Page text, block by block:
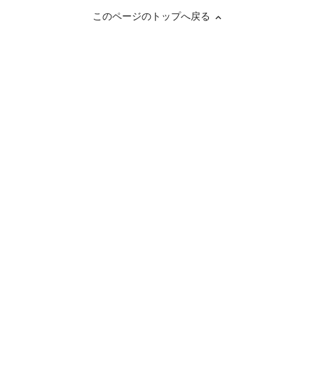
このページのトップへ戻る